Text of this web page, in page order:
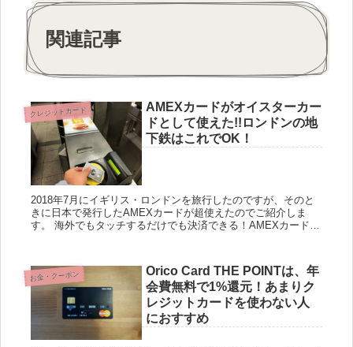
関連記事
クレジットカード
AMEXカードがオイスターカー
ドとして使えた!!ロンドンの地
下鉄はこれでOK！
2018年7月にイギリス・ロンドンを旅行したのですが、そのと
きに日本で発行したAMEXカードが超使えたのでご紹介しま
す。 海外でもタッチするだけでも決済できる！AMEXカードの
お金・クーポン
Orico Card THE POINTは、年
会費無料で1%還元！あまりク
レジットカードを使わない人
におすすめ